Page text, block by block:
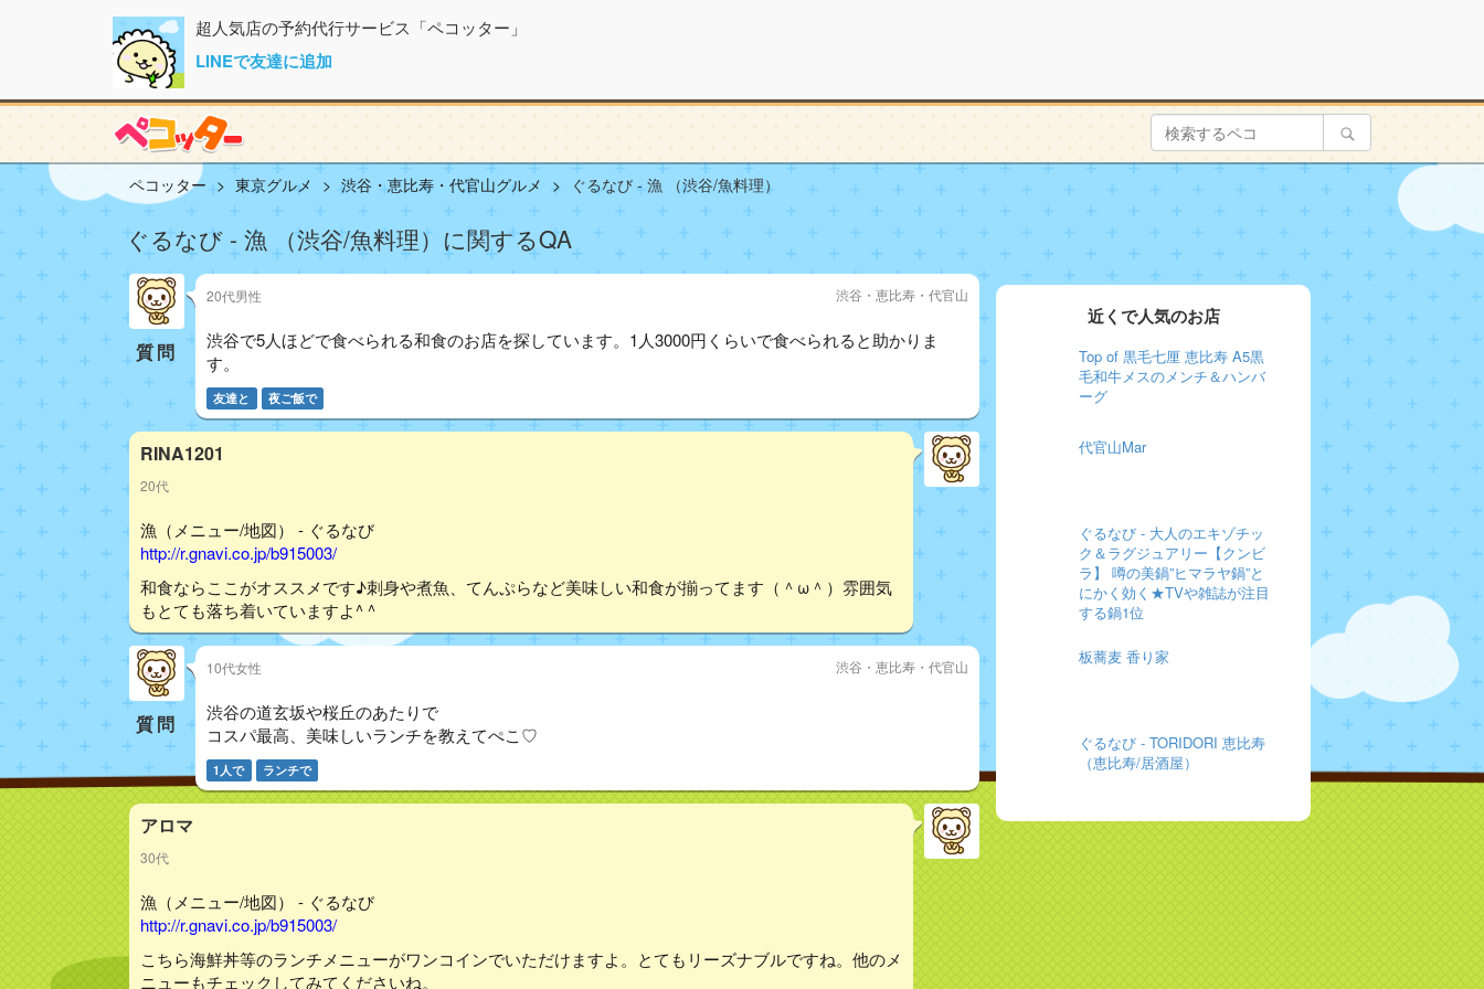
超人気店の予約代行サービス「ペコッター」
LINEで友達に追加
ペコッター 東京グルメ 渋谷・恵比寿・代官山グルメ ぐるなび - 漁 （渋谷/魚料理）
ぐるなび - 漁 （渋谷/魚料理）に関するQA
質問
20代男性 渋谷・恵比寿・代官山
渋谷で5人ほどで食べられる和食のお店を探しています。1人3000円くらいで食べられると助かりま
す。
友達と 夜ご飯で
RINA1201
20代
漁（メニュー/地図） - ぐるなび
http://r.gnavi.co.jp/b915003/
和食ならここがオススメです♪刺身や煮魚、てんぷらなど美味しい和食が揃ってます（＾ω＾）雰囲気
もとても落ち着いていますよ^ ^
質問
10代女性 渋谷・恵比寿・代官山
渋谷の道玄坂や桜丘のあたりで
コスパ最高、美味しいランチを教えてぺこ♡
1人で ランチで
アロマ
30代
漁（メニュー/地図） - ぐるなび
http://r.gnavi.co.jp/b915003/
こちら海鮮丼等のランチメニューがワンコインでいただけますよ。とてもリーズナブルですね。他のメ
ニューもチェックしてみてくださいね。
近くで人気のお店
Top of 黒毛七厘 恵比寿 A5黒
毛和牛メスのメンチ＆ハンバ
ーグ
代官山Mar
ぐるなび - 大人のエキゾチッ
ク＆ラグジュアリー【クンビ
ラ】 噂の美鍋”ヒマラヤ鍋”と
にかく効く★TVや雑誌が注目
する鍋1位
板蕎麦 香り家
ぐるなび - TORIDORI 恵比寿
（恵比寿/居酒屋）